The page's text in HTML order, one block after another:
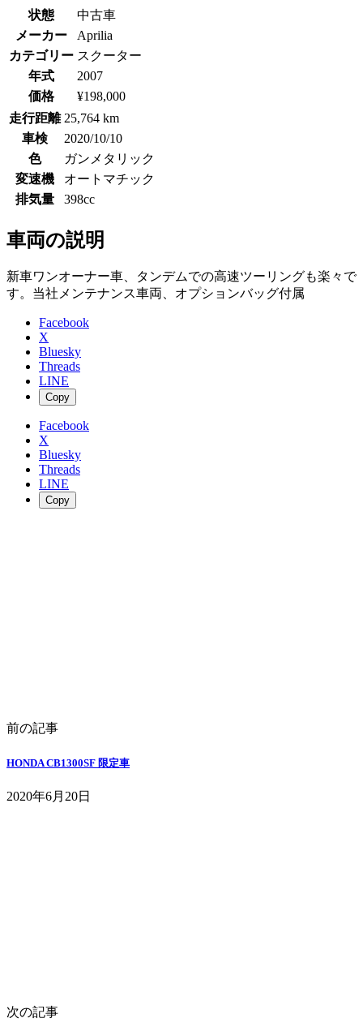
状態
中古車
メーカー
Aprilia
カテゴリー スクーター
年式
2007
価格
¥198,000
走行距離 25,764 km
車検
2020/10/10
色
ガンメタリック
変速機
オートマチック
排気量
398cc
車両の説明
新車ワンオーナー車、タンデムでの高速ツーリングも楽々で
す。当社メンテナンス車両、オプションバッグ付属
Facebook
X
Bluesky
Threads
LINE
Copy
Facebook
X
Bluesky
Threads
LINE
Copy
前の記事
HONDA CB1300SF 限定車
2020年6月20日
次の記事